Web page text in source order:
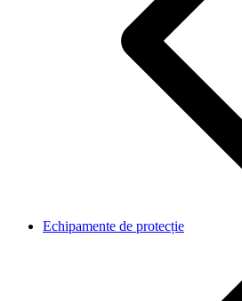
Echipamente de protecție